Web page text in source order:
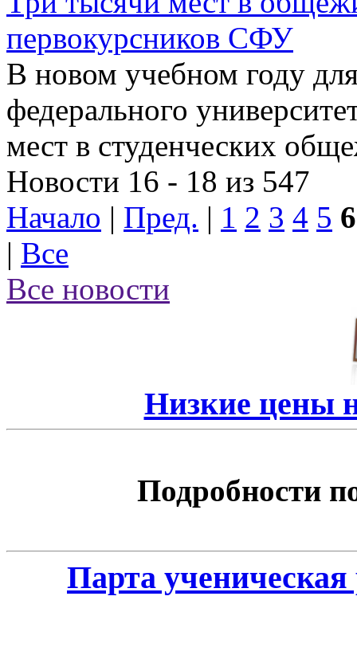
первокурсников СФУ
В новом учебном году
федерального
мест в студенческих
Новости 16 - 18 из 547
Начало | Пред. | 1 2 3 4 5 6
| Все
Все новости
Низкие цены
Подробности
Парта